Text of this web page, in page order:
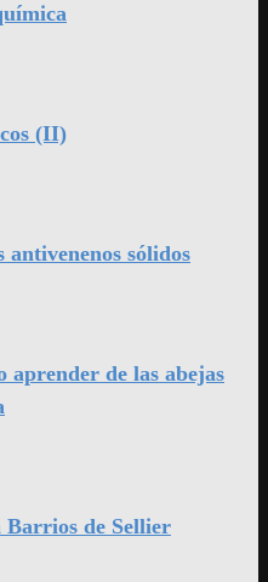
(II)
antivenenos sólidos
aprender de las abejas
Barrios de Sellier